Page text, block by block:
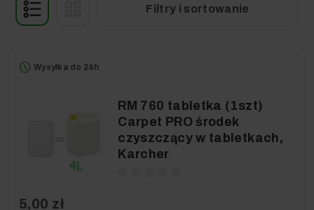
Filtry i sortowanie
Wysyłka do 24h
RM 760 tabletka (1szt)
Carpet PRO środek
czyszczący w tabletkach,
Karcher
5,00 zł